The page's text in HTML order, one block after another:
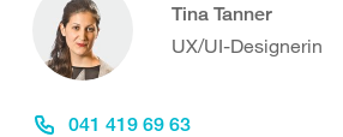
Tina Tanner
UX/UI-Designerin
041 419 69 63